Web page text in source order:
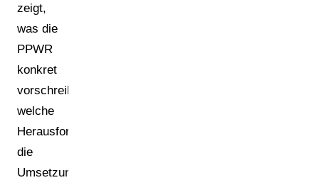
zeigt,
was die
PPWR
konkret
vorschreibt,
welche
Herausforderungen
die
Umsetzung